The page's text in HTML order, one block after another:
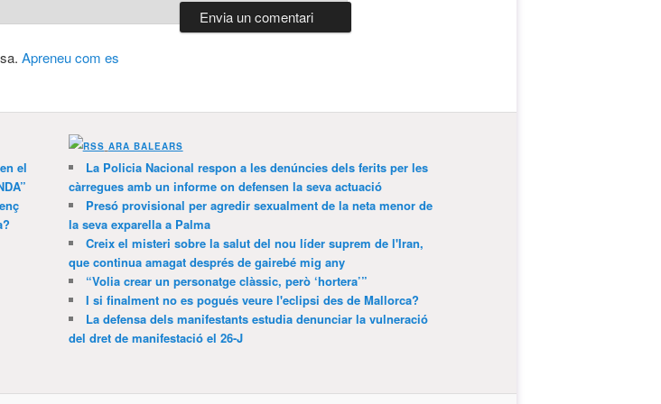
Apreneu com es
el
ARA BALEARS
La Policia Nacional respon a les denúncies dels ferits per les
càrregues amb un informe on defensen la seva actuació
Presó provisional per agredir sexualment de la neta menor de
la seva exparella a Palma
Creix el misteri sobre la salut del nou líder suprem de l'Iran,
que continua amagat després de gairebé mig any
“Volia crear un personatge clàssic, però ‘hortera’”
I si finalment no es pogués veure l'eclipsi des de Mallorca?
La defensa dels manifestants estudia denunciar la vulneració
del dret de manifestació el 26-J